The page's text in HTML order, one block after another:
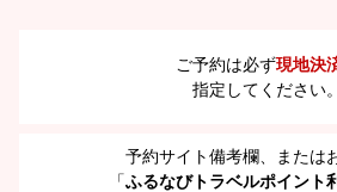
ご予約は必ず現地決
指定してください。
予約サイト備考欄、または
「ふるなびトラベルポイント